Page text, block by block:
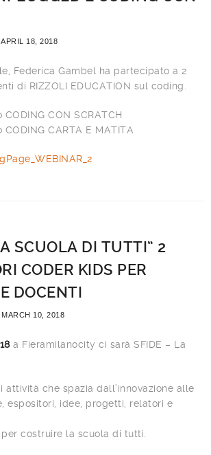
APRIL 18, 2018
Federica Gambel ha partecipato a 2
di RIZZOLI EDUCATION sul coding.
CON SCRATCH
CODING CARTA E MATITA
SCUOLA DI TUTTI” 2
CODER KIDS PER
DOCENTI
MARCH 10, 2018
a Fieramilanocity ci sarà SFIDE – La
attività che spazia dall’innovazione alle
espositori, idee, progetti, relatori e
costruire la scuola di tutti.